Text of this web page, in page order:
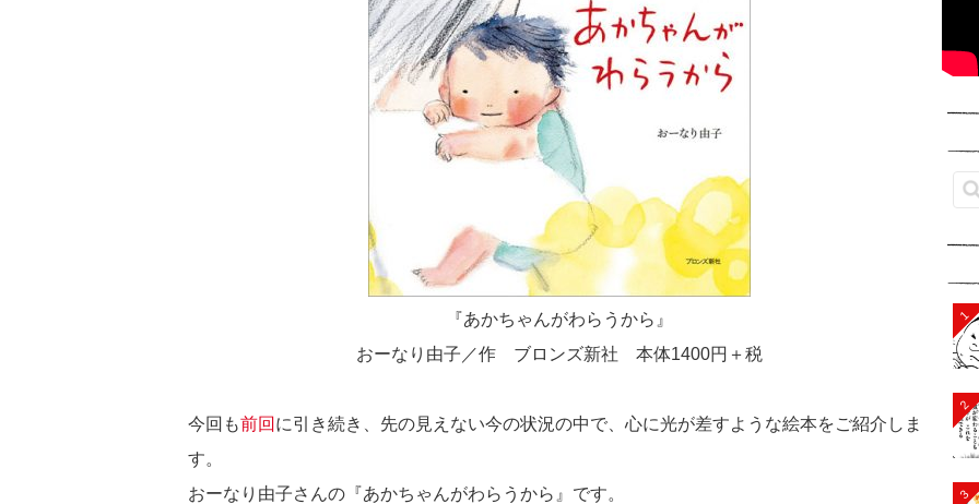
『あかちゃんがわらうから』
おーなり由子／作 ブロンズ新社 本体1400円＋税
今回も前回 に引き続き、先の見えない今の状況の中で、心に光が差すような絵本をご紹介しま
す。
おーなり由子さんの『あかちゃんがわらうから』です。
1
2
3